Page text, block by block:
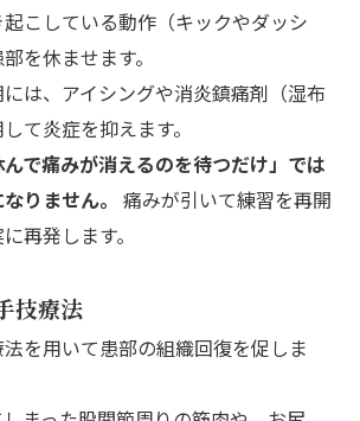
こしている動作（キックやダッシ
を休ませます。
は、アイシングや消炎鎮痛剤（湿布
て炎症を抑えます。
んで痛みが消えるのを待つだけ」では
りません。 痛みが引いて練習を再開
再発します。
技療法
を用いて患部の組織回復を促しま